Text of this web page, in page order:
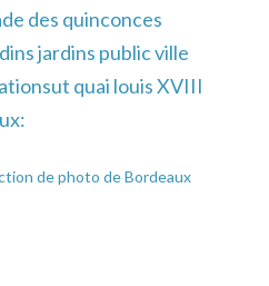
des quinconces
jardins public ville
quai louis XVIII
de photo de Bordeaux